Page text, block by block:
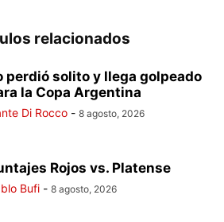
relacionados
perdió solito y llega golpeado
la Copa Argentina
Di Rocco - 8 agosto, 2026
Rojos vs. Platense
Bufi - 8 agosto, 2026